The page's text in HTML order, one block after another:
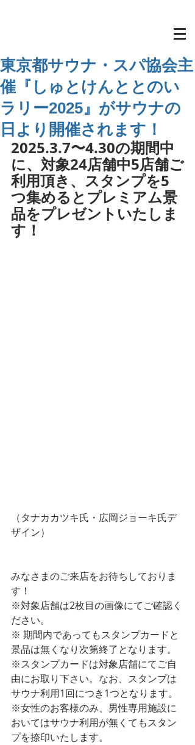
東京都サウナ・スパ協会主
催『しゅとけんととのい
ラリー2025』がサウナの
日より開催されます！
2025.3.7〜4.30の期間中
に、対象24店舗中5店舗ご
利用頂き、スタンプを5
つ集めるとプレミアム景
品をプレゼントいたしま
す！
（タナカカツキ氏・広岡ジョーキ氏デ
ザイン）
みなさまのご来店をお待ちしておりま
す！
※対象店舗は2枚目の画像にてご確認く
ださい。
※ 期間内であってもスタンプカードと
景品は無くなり次第終了となります。
※スタンプカードは対象店舗にてご自
由にお取り下さい。なお、スタンプは
サウナ利用1回につき1つとなります。
※女性のお客様のみ、男性専用施設に
おいてはサウナ利用が無くてもスタン
プを捺印いたします。